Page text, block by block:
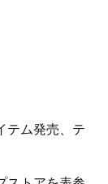
テム発売、テ